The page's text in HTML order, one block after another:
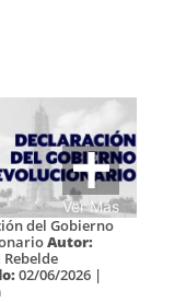
Ver Más
del Gobierno
Autor:
Rebelde
02/06/2026 |